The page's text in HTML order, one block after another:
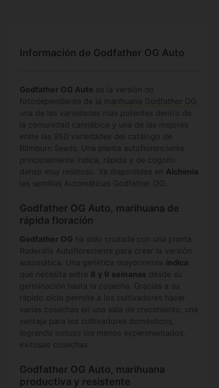
Información de Godfather OG Auto
Godfather OG Auto es la versión no
fotodependiente de la
marihuana Godfather OG ,
una de las variedades más potentes dentro de
la comunidad cannábica y una de las mejores
entre las 950 variedades del catálogo de
Blimburn Seeds. Una planta autoflorenciente
principalmente índica, rápida y de cogollo
denso muy resinoso. Ya disponibles en Alchimia
las semillas Automáticas Godfather OG.
Godfather OG Auto, marihuana de
rápida floración
Godfather OG ha sido cruzada con una planta
Ruderalis Autofloreciente para crear la versión
automática. Una genética mayormente índica
que necesita entre 8 y 9 semanas desde su
germinación hasta la cosecha. Gracias a su
rápido ciclo permite a los cultivadores hacer
varias cosechas en una sala de crecimiento, una
ventaja para los cultivadores domésticos,
logrando incluso los menos experimentados,
exitosas cosechas.
Godfather OG Auto, marihuana
productiva y resistente